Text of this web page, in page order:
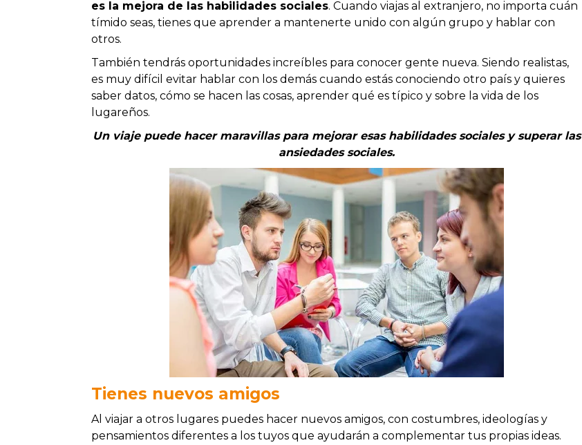
es la mejora de las habilidades sociales. Cuando viajas al extranjero, no importa cuán
tímido seas, tienes que aprender a mantenerte unido con algún grupo y hablar con
otros.
También tendrás oportunidades increíbles para conocer gente nueva. Siendo realistas,
es muy difícil evitar hablar con los demás cuando estás conociendo otro país y quieres
saber datos, cómo se hacen las cosas, aprender qué es típico y sobre la vida de los
lugareños.
Un viaje puede hacer maravillas para mejorar esas habilidades sociales y superar las
ansiedades sociales.
Tienes nuevos amigos
Al viajar a otros lugares puedes hacer nuevos amigos, con costumbres, ideologías y
pensamientos diferentes a los tuyos que ayudarán a complementar tus propias ideas.